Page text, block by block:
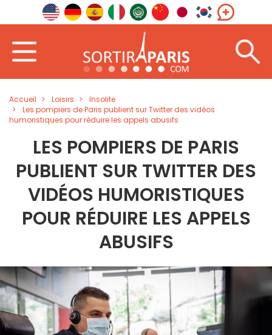
Accueil Loisirs
Insolite
Les pompiers de Paris publient sur Twitter des vidéos
humoristiques pour réduire les appels abusifs
LES POMPIERS DE PARIS
PUBLIENT SUR TWITTER DES
VIDÉOS HUMORISTIQUES
POUR RÉDUIRE LES APPELS
ABUSIFS